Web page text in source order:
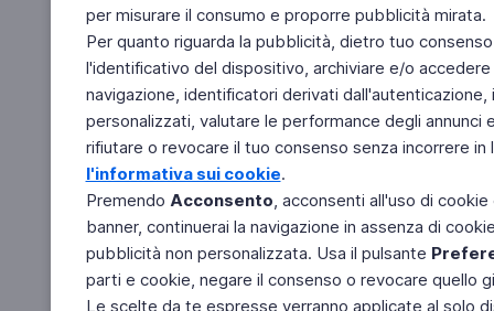
per misurare il consumo e proporre pubblicità mirata.
Per quanto riguarda la pubblicità, dietro tuo
l'identificativo del dispositivo, archiviare e/o
navigazione, identificatori derivati
personalizzati, valutare le performance degli
rifiutare o revocare il tuo consenso senza incorrere
l'informativa sui cookie.
Premendo Acconsento, acconsenti all'uso di
banner, continuerai la navigazione in assenza di
pubblicità non personalizzata. Usa il pulsante
parti e cookie, negare il consenso o revocare quello
Le scelte da te espresse verranno applicate al solo